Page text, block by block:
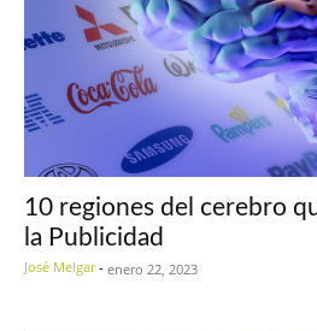
10 regiones del cerebro
la Publicidad
José Melgar - enero 22, 2023